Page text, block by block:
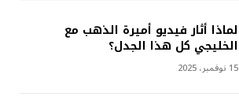
لماذا أثار فيديو أميرة الذهب مع
الخليجي كل هذا الجدل؟
15 نوفمبر، 2025